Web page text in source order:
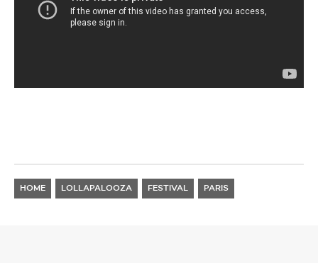
HOME LOLLAPALOOZA FESTIVAL PARIS